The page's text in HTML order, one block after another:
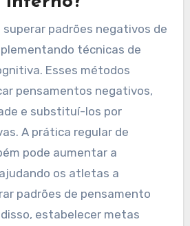
uma mentalidade positiva e
de desempenho realistas.
podem
negativos
padrões negativos de
técnicas de
Esses métodos
pensamentos negativos,